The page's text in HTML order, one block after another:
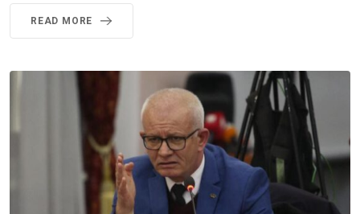
READ MORE